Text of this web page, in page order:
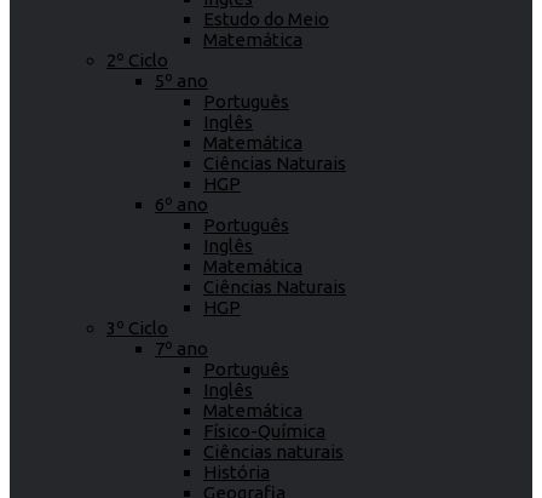
Estudo do Meio
Matemática
2º Ciclo
5º ano
Português
Inglês
Matemática
Ciências Naturais
HGP
6º ano
Português
Inglês
Matemática
Ciências Naturais
HGP
3º Ciclo
7º ano
Português
Inglês
Matemática
Físico-Química
Ciências naturais
História
Geografia